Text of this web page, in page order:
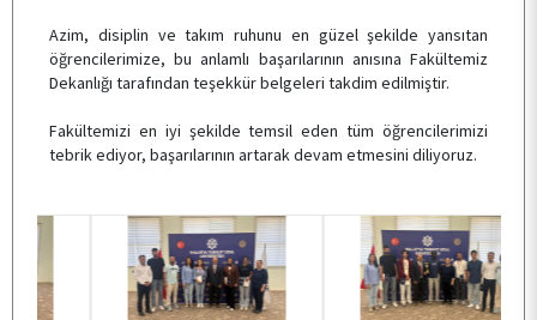
TOPLUMSAL KATKI
Azim, disiplin ve takım ruhunu en güzel şekilde yansıtan
öğrencilerimize, bu anlamlı başarılarının anısına Fakültemiz
Dekanlığı tarafından teşekkür belgeleri takdim edilmiştir.
Fakültemizi en iyi şekilde temsil eden tüm öğrencilerimizi
tebrik ediyor, başarılarının artarak devam etmesini diliyoruz.